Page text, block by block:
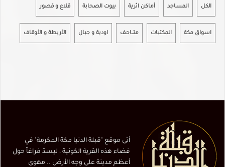
الكل المساجد أماكن اثرية بيوت الصحابة قلاع و قصور
اسواق مكة المكتبات متـــاحـف اودية و جبال الأربطة و الأوقاف
أتى موقع "قبلة الدنيا مكة المكرمة" في
فضاء هذه القرية الكونية ، ليسدّ فراغاً حول
أعظم مدينة على وجه الأرض .. مهوى